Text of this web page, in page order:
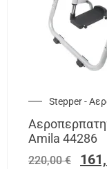
Stepper -
Amila 44286
220,00€